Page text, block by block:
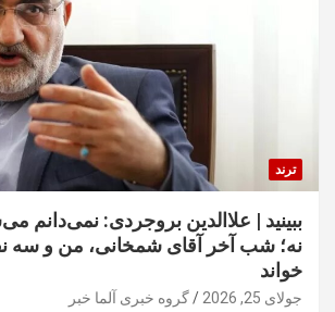
ترند
ببینید | علاالدین بروجردی: نمی‌دانم
نه؛ شب آخر آقای شمخانی، من و سه
خواند
جولای 25, 2026 گروه خبری آلما خبر